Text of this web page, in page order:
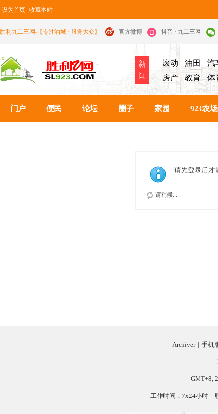
设为首页 收藏本站
胜利九二三网-【专注油城 · 服务大众】 官方微博 抖音 · 九二三网
新
闻
滚动 油田
汽
房产
教育 体
门户 便民 论坛 圈子 家园 923农场
请先登录后才
请稍候...
Archiver | 手机
GMT+8,
工作时间：7x24小时